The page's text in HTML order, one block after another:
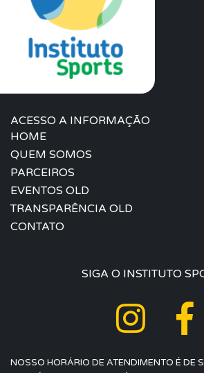
ACESSO A INFORMAÇÃO
HOME
QUEM SOMOS
PARCEIROS
EVENTOS OLD
TRANSPARÊNCIA OLD
CONTATO
SIGA O INSTITUTO
NOSSO HORÁRIO DE ATENDIMENTO É DE